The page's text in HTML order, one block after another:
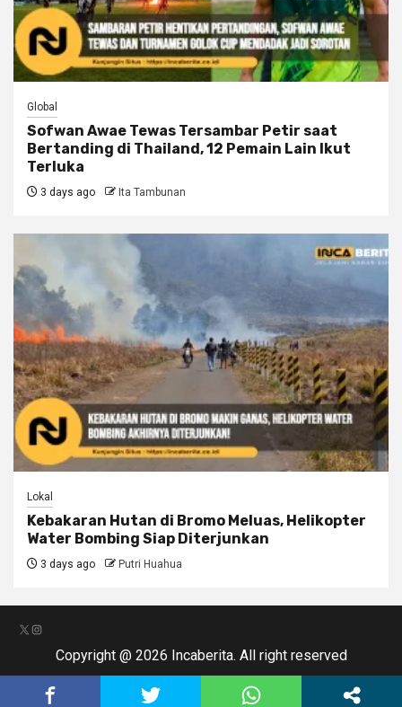
Global
Sofwan Awae Tewas Tersambar Petir saat
Bertanding di Thailand, 12 Pemain Lain Ikut
Terluka
3 days ago Ita Tambunan
Lokal
Kebakaran Hutan di Bromo Meluas, Helikopter
Water Bombing Siap Diterjunkan
3 days ago Putri Huahua
X Instagram
Copyright @ 2026 Incaberita. All right reserved